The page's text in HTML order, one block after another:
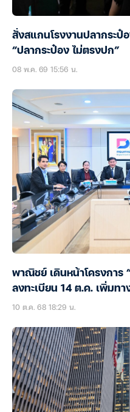
สั่งสแกนโรงงานปลากระป๋
“ปลากระป๋อง ไม่ตรงปก”
08 พ.ค. 69 15:56 น.
พาณิชย์ เดินหน้าโครงการ
ลงทะเบียน 14 ต.ค. เพิ่มท
10 ต.ค. 68 18:29 น.